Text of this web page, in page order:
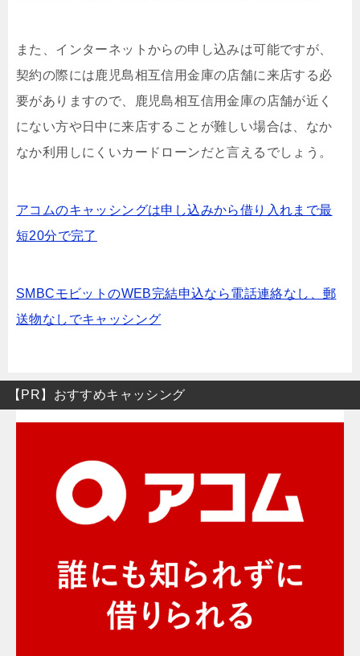
また、インターネットからの申し込みは可能ですが、
契約の際には鹿児島相互信用金庫の店舗に来店する必
要がありますので、鹿児島相互信用金庫の店舗が近く
にない方や日中に来店することが難しい場合は、なか
なか利用しにくいカードローンだと言えるでしょう。
アコムのキャッシングは申し込みから借り入れまで最
短20分で完了
SMBCモビットのWEB完結申込なら電話連絡なし、郵
送物なしでキャッシング
【PR】おすすめキャッシング